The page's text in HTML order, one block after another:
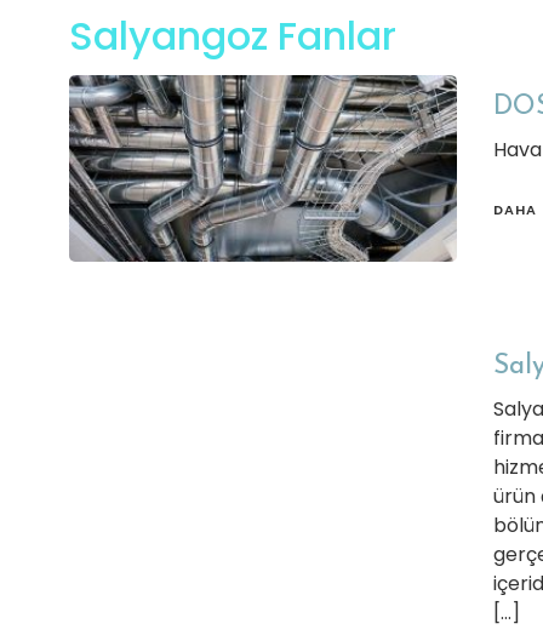
Salyangoz Fanlar
DAHA
ürün
[…]